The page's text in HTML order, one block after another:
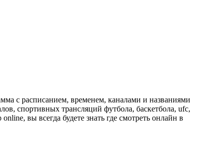
с расписанием, временем, каналами и названиями
спортивных трансляций футбола, баскетбола, ufc,
вы всегда будете знать где смотреть онлайн в